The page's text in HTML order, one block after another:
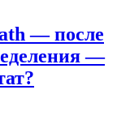
— после
—